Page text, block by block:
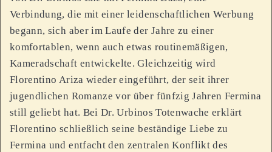
Verbindung, die mit einer leidenschaftlichen Werbung
begann, sich aber im Laufe der Jahre zu einer
komfortablen, wenn auch etwas routinemäßigen,
Kameradschaft entwickelte. Gleichzeitig wird
Florentino Ariza wieder eingeführt, der seit ihrer
jugendlichen Romanze vor über fünfzig Jahren Fermina
still geliebt hat. Bei Dr. Urbinos Totenwache erklärt
Florentino schließlich seine beständige Liebe zu
Fermina und entfacht den zentralen Konflikt des